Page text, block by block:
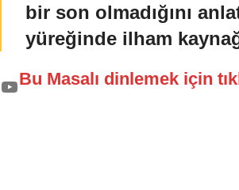
bir son olmadığını
yüreğinde ilham
Bu Masalı dinlemek için